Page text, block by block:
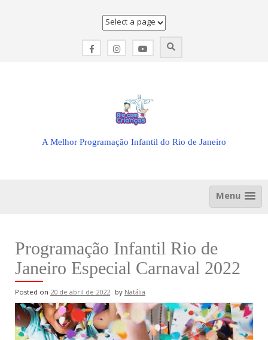
A Melhor Programação Infantil do Rio de Janeiro
Menu
Programação Infantil Rio de
Janeiro Especial Carnaval 2022
Posted on 20 de abril de 2022 byNatália